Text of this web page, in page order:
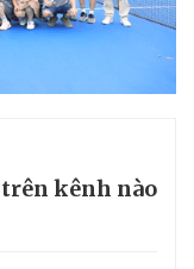
trên kênh nào